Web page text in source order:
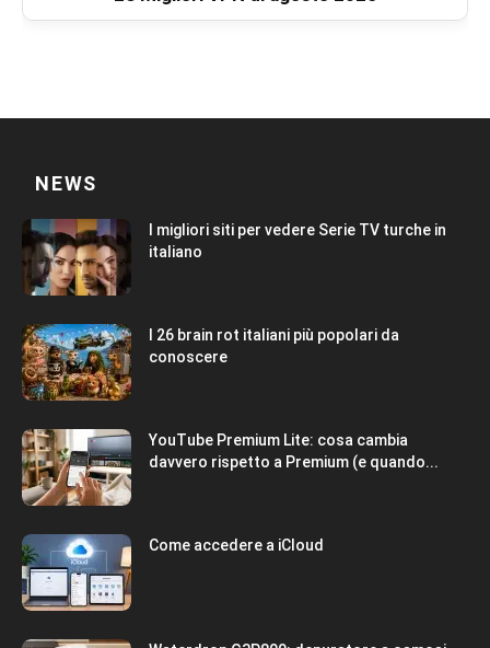
NEWS
I migliori siti per vedere Serie TV turche in
italiano
I 26 brain rot italiani più popolari da
conoscere
YouTube Premium Lite: cosa cambia
davvero rispetto a Premium (e quando...
Come accedere a iCloud